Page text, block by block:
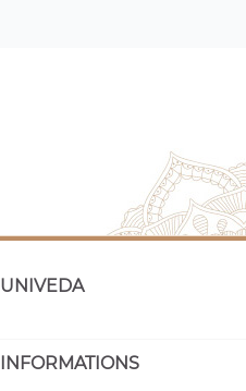
UNIVEDA
INFORMATIONS